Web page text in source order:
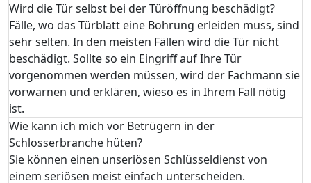
Wird die Tür selbst bei der Türöffnung beschädigt?
Fälle, wo das Türblatt eine Bohrung erleiden muss, sind
sehr selten. In den meisten Fällen wird die Tür nicht
beschädigt. Sollte so ein Eingriff auf Ihre Tür
vorgenommen werden müssen, wird der Fachmann sie
vorwarnen und erklären, wieso es in Ihrem Fall nötig
ist.
Wie kann ich mich vor Betrügern in der
Schlosserbranche hüten?
Sie können einen unseriösen Schlüsseldienst von
einem seriösen meist einfach unterscheiden.